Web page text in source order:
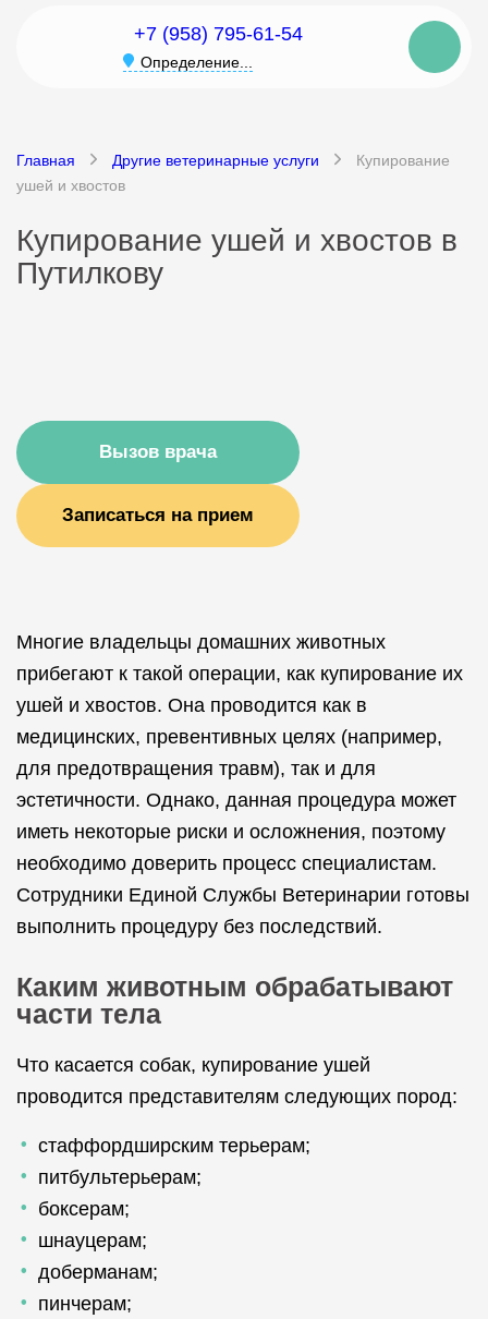
+7 (958) 795-61-54
Определение...
Главная Другие ветеринарные услуги
Купирование
ушей и хвостов
Купирование ушей и хвостов в
Путилкову
Вызов врача
Записаться на прием
Многие владельцы домашних животных
прибегают к такой операции, как купирование их
ушей и хвостов. Она проводится как в
медицинских, превентивных целях (например,
для предотвращения травм), так и для
эстетичности. Однако, данная процедура может
иметь некоторые риски и осложнения, поэтому
необходимо доверить процесс специалистам.
Сотрудники Единой Службы Ветеринарии готовы
выполнить процедуру без последствий.
Каким животным обрабатывают
части тела
Что касается собак, купирование ушей
проводится представителям следующих пород:
стаффордширским терьерам;
питбультерьерам;
боксерам;
шнауцерам;
доберманам;
пинчерам;